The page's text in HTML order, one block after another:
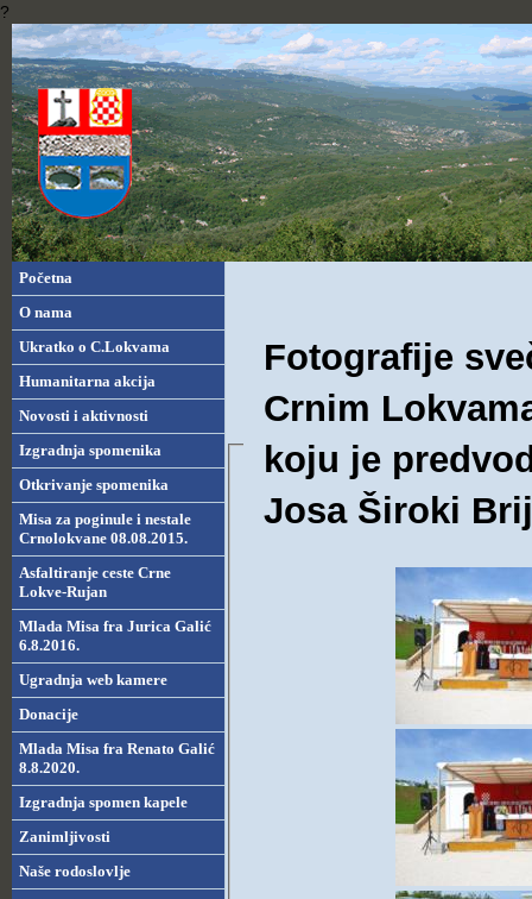
?
Početna
O nama
Ukratko o C.Lokvama
Humanitarna akcija
Novosti i aktivnosti
Izgradnja spomenika
Otkrivanje spomenika
Misa za poginule i nestale
Crnolokvane 08.08.2015.
Asfaltiranje ceste Crne
Lokve-Rujan
Mlada Misa fra Jurica Galić
6.8.2016.
Ugradnja web kamere
Donacije
Mlada Misa fra Renato Galić
8.8.2020.
Izgradnja spomen kapele
Zanimljivosti
Naše rodoslovlje
Fotografije
Crnim
koju je
Josa Široki